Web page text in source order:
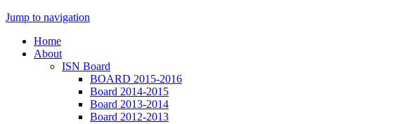
Jump to navigation
Home
About
ISN Board
BOARD 2015-2016
Board 2014-2015
Board 2013-2014
Board 2012-2013